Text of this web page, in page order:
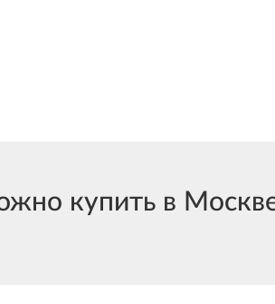
купить в Москве